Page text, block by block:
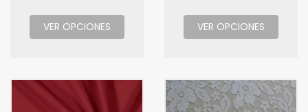
VER OPCIONES VER OPCIONES